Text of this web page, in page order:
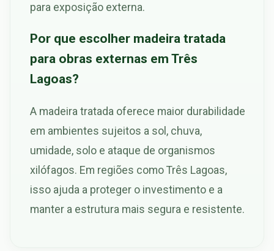
para exposição externa.
Por que escolher madeira tratada
para obras externas em Três
Lagoas?
A madeira tratada oferece maior durabilidade
em ambientes sujeitos a sol, chuva,
umidade, solo e ataque de organismos
xilófagos. Em regiões como Três Lagoas,
isso ajuda a proteger o investimento e a
manter a estrutura mais segura e resistente.